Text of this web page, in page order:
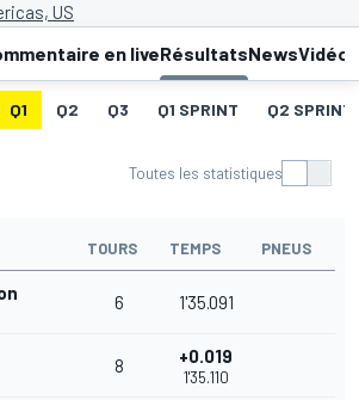
US
en liveRésultatsNewsVidéos
Q1 Q2 Q3 Q1 SPRINT Q2 SPRINT
Toutes les statistiques
TOURS TEMPS PNEUS
6 1'35.091
8 +0.019
1'35.110